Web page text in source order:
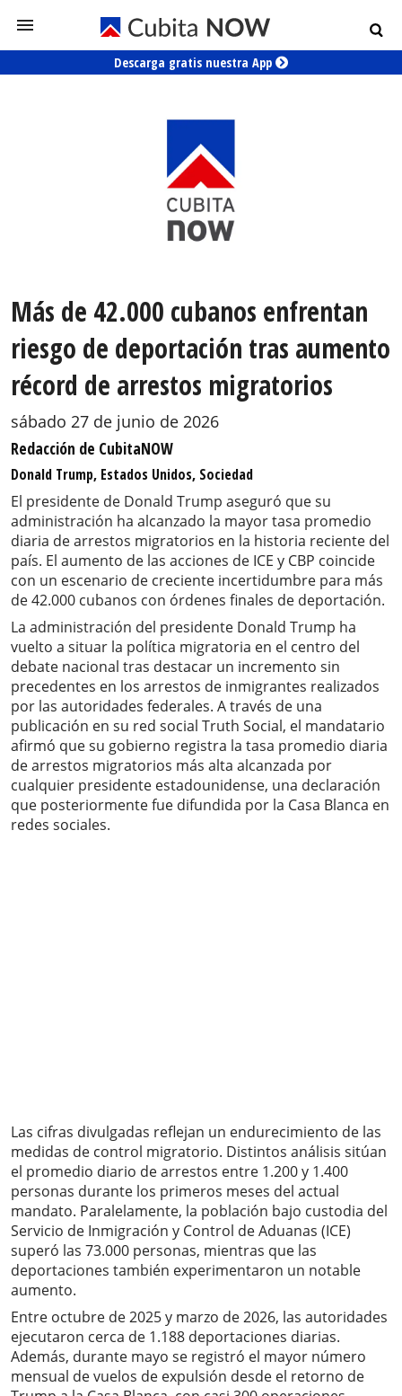
Descarga gratis nuestra App
Más de 42.000 cubanos enfrentan
riesgo de deportación tras aumento
récord de arrestos migratorios
sábado 27 de junio de 2026
Redacción de CubitaNOW
Donald Trump, Estados Unidos, Sociedad
El presidente de Donald Trump aseguró que su
administración ha alcanzado la mayor tasa promedio
diaria de arrestos migratorios en la historia reciente del
país. El aumento de las acciones de ICE y CBP coincide
con un escenario de creciente incertidumbre para más
de 42.000 cubanos con órdenes finales de deportación.
La administración del presidente Donald Trump ha
vuelto a situar la política migratoria en el centro del
debate nacional tras destacar un incremento sin
precedentes en los arrestos de inmigrantes realizados
por las autoridades federales. A través de una
publicación en su red social Truth Social, el mandatario
afirmó que su gobierno registra la tasa promedio diaria
de arrestos migratorios más alta alcanzada por
cualquier presidente estadounidense, una declaración
que posteriormente fue difundida por la Casa Blanca en
redes sociales.
Las cifras divulgadas reflejan un endurecimiento de las
medidas de control migratorio. Distintos análisis sitúan
el promedio diario de arrestos entre 1.200 y 1.400
personas durante los primeros meses del actual
mandato. Paralelamente, la población bajo custodia del
Servicio de Inmigración y Control de Aduanas (ICE)
superó las 73.000 personas, mientras que las
deportaciones también experimentaron un notable
aumento.
Entre octubre de 2025 y marzo de 2026, las autoridades
ejecutaron cerca de 1.188 deportaciones diarias.
Además, durante mayo se registró el mayor número
mensual de vuelos de expulsión desde el retorno de